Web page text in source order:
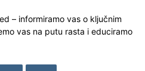
– informiramo vas o ključnim
vas na putu rasta i educiramo